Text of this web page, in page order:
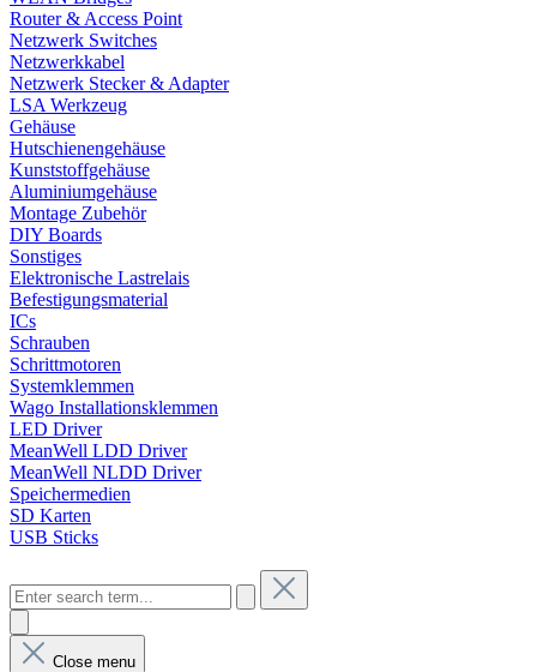
Router & Access Point
Netzwerk Switches
Netzwerkkabel
Netzwerk Stecker & Adapter
LSA Werkzeug
Gehäuse
Hutschienengehäuse
Kunststoffgehäuse
Aluminiumgehäuse
Montage Zubehör
DIY Boards
Sonstiges
Elektronische Lastrelais
Befestigungsmaterial
ICs
Schrauben
Schrittmotoren
Systemklemmen
Wago Installationsklemmen
LED Driver
MeanWell LDD Driver
MeanWell NLDD Driver
Speichermedien
SD Karten
USB Sticks
Close menu